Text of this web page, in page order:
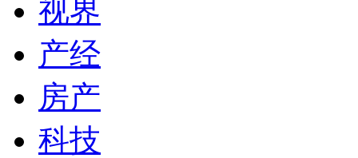
视界
产经
房产
科技